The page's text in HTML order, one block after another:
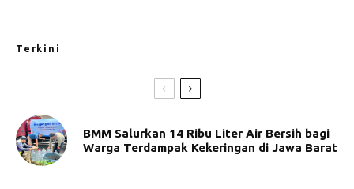
Terkini
BMM Salurkan 14 Ribu Liter Air Bersih bagi
Warga Terdampak Kekeringan di Jawa Barat